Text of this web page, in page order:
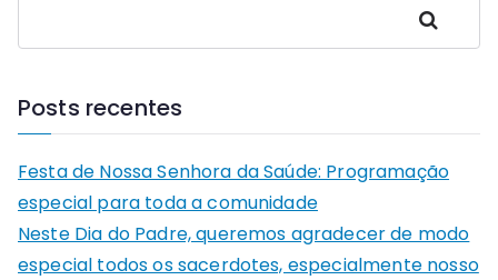
Pesquisar
Posts recentes
Festa de Nossa Senhora da Saúde: Programação
especial para toda a comunidade
Neste Dia do Padre, queremos agradecer de modo
especial todos os sacerdotes, especialmente nosso